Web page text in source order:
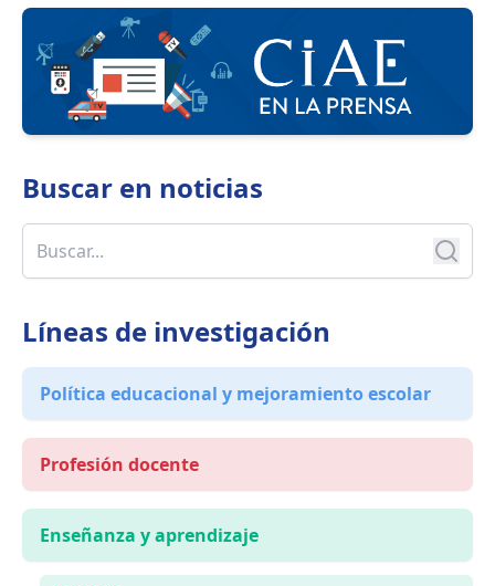
Agencia.
Buscar en noticias
Líneas de investigación
Política educacional y mejoramiento escolar
Profesión docente
Enseñanza y aprendizaje